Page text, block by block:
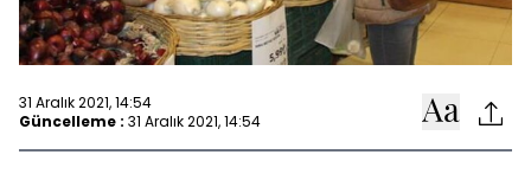
31 Aralık 2021, 14:54
Güncelleme : 31 Aralık 2021, 14:54